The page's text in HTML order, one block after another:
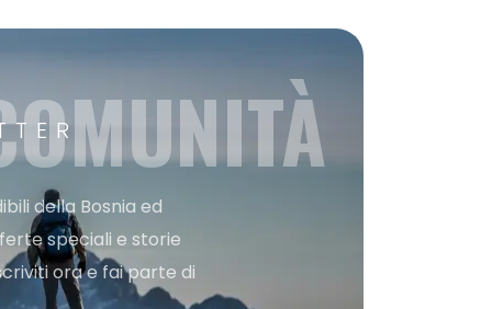
della Bosnia ed
speciali e storie
ora e fai parte di